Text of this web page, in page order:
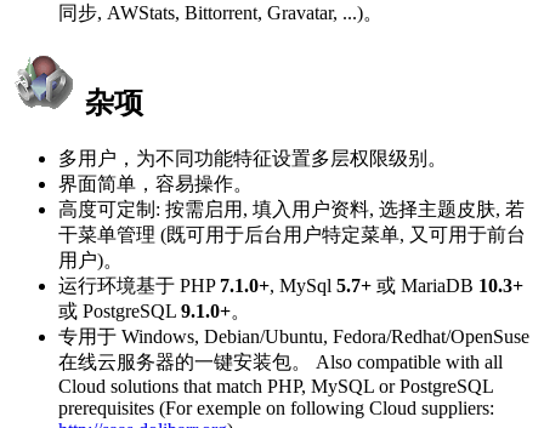
同步, AWStats, Bittorrent, Gravatar, ...)。
杂项
多用户，为不同功能特征设置多层权限级别。
界面简单，容易操作。
高度可定制: 按需启用, 填入用户资料, 选择主题皮肤, 若
干菜单管理 (既可用于后台用户特定菜单, 又可用于前台
用户)。
运行环境基于 PHP 7.1.0+, MySql 5.7+ 或 MariaDB 10.3+
或 PostgreSQL 9.1.0+。
专用于 Windows, Debian/Ubuntu, Fedora/Redhat/OpenSuse
在线云服务器的一键安装包。 Also compatible with all
Cloud solutions that match PHP, MySQL or PostgreSQL
prerequisites (For exemple on following Cloud suppliers: